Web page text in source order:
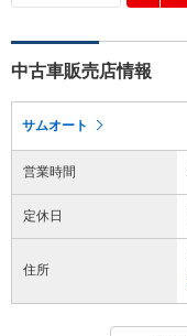
中古車販売店情報
サムオート
営業時間
定休日
住所